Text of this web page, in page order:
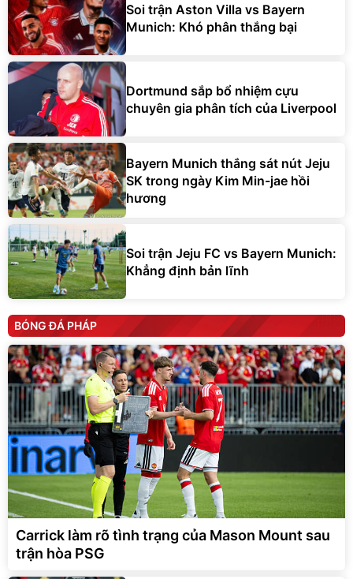
Soi trận Aston Villa vs Bayern
Munich: Khó phân thắng bại
Dortmund sắp bổ nhiệm cựu
chuyên gia phân tích của Liverpool
Bayern Munich thắng sát nút Jeju
SK trong ngày Kim Min-jae hồi
hương
Soi trận Jeju FC vs Bayern Munich:
Khẳng định bản lĩnh
BÓNG ĐÁ PHÁP
Carrick làm rõ tình trạng của Mason Mount sau
trận hòa PSG